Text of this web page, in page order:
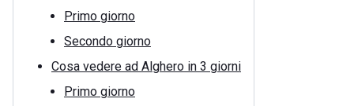
Primo giorno
Secondo giorno
Cosa vedere ad Alghero in 3 giorni
Primo giorno